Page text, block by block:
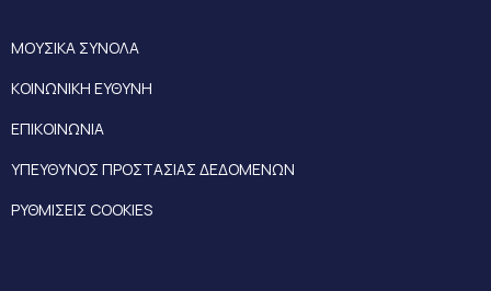
ΜΟΥΣΙΚΑ ΣΥΝΟΛΑ
ΚΟΙΝΩΝΙΚΗ ΕΥΘΥΝΗ
ΕΠΙΚΟΙΝΩΝΙΑ
ΥΠΕΥΘΥΝΟΣ ΠΡΟΣΤΑΣΙΑΣ ΔΕΔΟΜΕΝΩΝ
ΡΥΘΜΙΣΕΙΣ COOKIES